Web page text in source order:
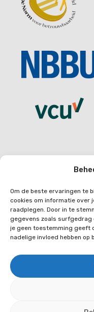
Om de beste ervaringen te
cookies om informatie over
raadplegen. Door in te
gegevens zoals surfgedrag
je geen toestemming geeft
nadelige invloed hebben op
Quo vadis
Rietlanden 2A
3361 AN Sliedrecht
Kantoor:+31(0)85